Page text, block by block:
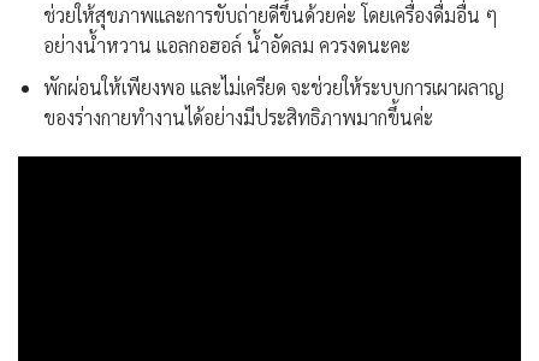
ช่วยให้สุขภาพและการขับถ่ายดีขึ้นด้วยค่ะ โดยเครื่องดื่มอื่น ๆ
อย่างน้ำหวาน แอลกอฮอล์ น้ำอัดลม ควรงดนะคะ
พักผ่อนให้เพียงพอ และไม่เครียด จะช่วยให้ระบบการเผาผลาญ
ของร่างกายทำงานได้อย่างมีประสิทธิภาพมากขึ้นค่ะ